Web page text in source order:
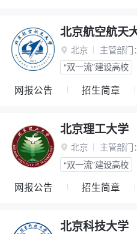
北京航空航天
 北京 主管部门：
“双一流”建设高校
网报公告 招生简章
北京理工大学
 北京 主管部门：
“双一流”建设高校
网报公告 招生简章
北京科技大学